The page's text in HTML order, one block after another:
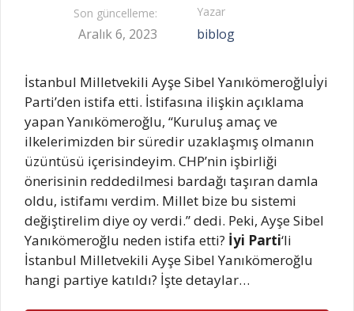
Son güncelleme:
Aralık 6, 2023
Yazar
biblog
İstanbul Milletvekili Ayşe Sibel Yanıkömeroğluİyi
Parti’den istifa etti. İstifasına ilişkin açıklama
yapan Yanıkömeroğlu, “Kuruluş amaç ve
ilkelerimizden bir süredir uzaklaşmış olmanın
üzüntüsü içerisindeyim. CHP’nin işbirliği
önerisinin reddedilmesi bardağı taşıran damla
oldu, istifamı verdim. Millet bize bu sistemi
değiştirelim diye oy verdi.” dedi. Peki, Ayşe Sibel
Yanıkömeroğlu neden istifa etti? İyi Parti‘li
İstanbul Milletvekili Ayşe Sibel Yanıkömeroğlu
hangi partiye katıldı? İşte detaylar…